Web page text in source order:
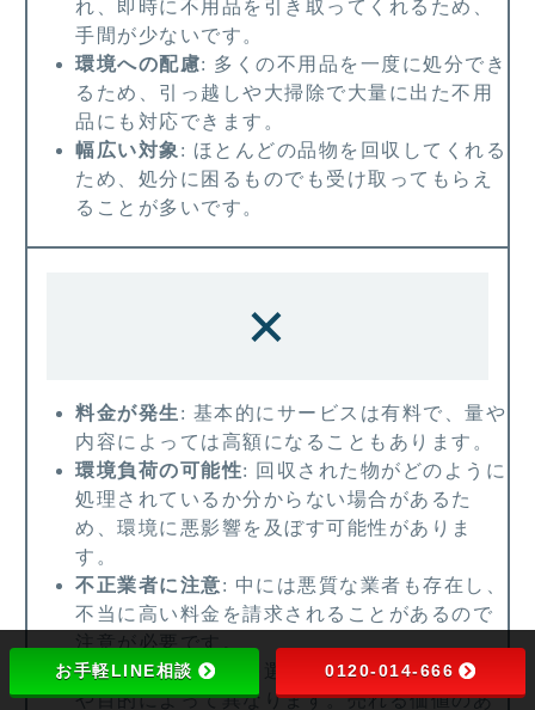
れ、即時に不用品を引き取ってくれるため、
手間が少ないです。
環境への配慮: 多くの不用品を一度に処分でき
るため、引っ越しや大掃除で大量に出た不用
品にも対応できます。
幅広い対象: ほとんどの品物を回収してくれる
ため、処分に困るものでも受け取ってもらえ
ることが多いです。
×
料金が発生: 基本的にサービスは有料で、量や
内容によっては高額になることもあります。
環境負荷の可能性: 回収された物がどのように
処理されているか分からない場合があるた
め、環境に悪影響を及ぼす可能性がありま
す。
不正業者に注意: 中には悪質な業者も存在し、
不当に高い料金を請求されることがあるので
注意が必要です。
どちらのサービスを選ぶかは、あなたの状況
や目的によって異なります。売れる価値のあ
お手軽LINE相談 0120-014-666